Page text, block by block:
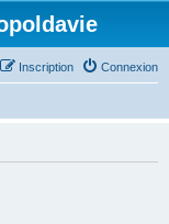
Connexion
Inscription